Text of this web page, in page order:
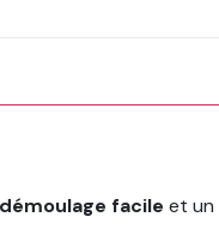
démoulage facile et un